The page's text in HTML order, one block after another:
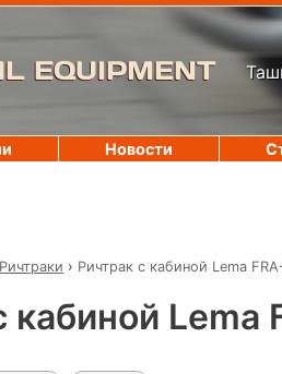
EQUIPMENT
Ричтраки › Ричтрак с кабиной Lema
кабиной Lema
Новости